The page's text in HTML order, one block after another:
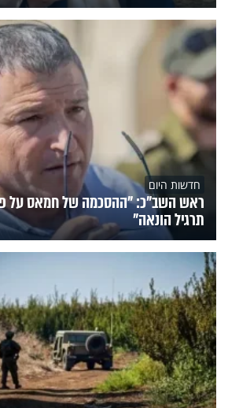
חדשות היום
ראש השב"כ: "ההסכמה של חמאס על
תרגיל הונאה"